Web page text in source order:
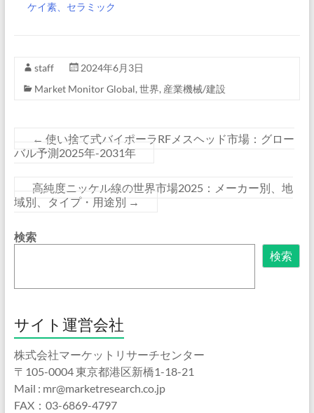
ケイ素、セラミック
staff
2024年6月3日
Market Monitor Global, 世界, 産業機械/建設
← 使い捨て式バイポーラRFメスヘッド市場：グロー
バル予測2025年-2031年
高純度ニッケル線の世界市場2025：メーカー別、地
域別、タイプ・用途別 →
検索
検索
サイト運営会社
株式会社マーケットリサーチセンター
〒105-0004 東京都港区新橋1-18-21
Mail : mr@marketresearch.co.jp
FAX：03-6869-4797